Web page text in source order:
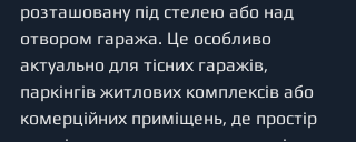
розташовану під стелею або над
отвором гаража. Це особливо
актуально для тісних гаражів,
паркінгів житлових комплексів або
комерційних приміщень, де простір